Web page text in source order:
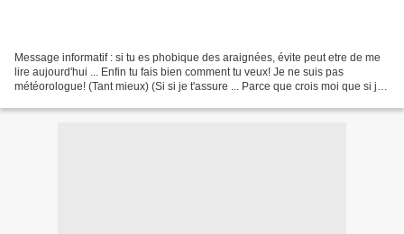
Message informatif : si tu es phobique des araignées, évite peut etre de me
lire aujourd'hui ... Enfin tu fais bien comment tu veux! Je ne suis pas
météorologue! (Tant mieux) (Si si je t'assure ... Parce que crois moi que si je